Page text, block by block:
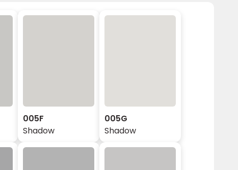
005F
Shadow
005G
Shadow